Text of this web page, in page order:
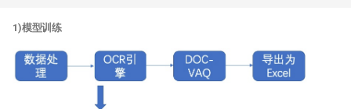
1)模型训练